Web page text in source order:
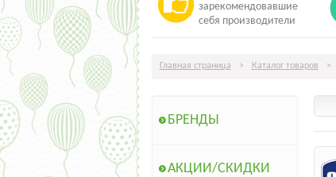
зарекомендовавшие
себя производители
Главная страница > Каталог товаров >
БРЕНДЫ
АКЦИИ/СКИДКИ